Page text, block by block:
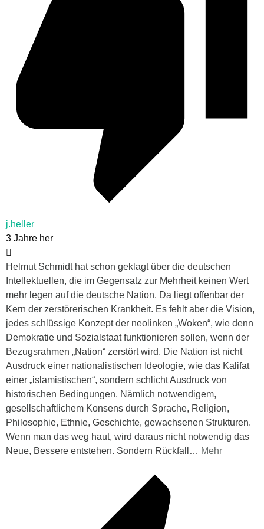
j.heller
3 Jahre her
Helmut Schmidt hat schon geklagt über die deutschen
Intellektuellen, die im Gegensatz zur Mehrheit keinen Wert
mehr legen auf die deutsche Nation. Da liegt offenbar der
Kern der zerstörerischen Krankheit. Es fehlt aber die Vision,
jedes schlüssige Konzept der neolinken „Woken“, wie denn
Demokratie und Sozialstaat funktionieren sollen, wenn der
Bezugsrahmen „Nation“ zerstört wird. Die Nation ist nicht
Ausdruck einer nationalistischen Ideologie, wie das Kalifat
einer „islamistischen“, sondern schlicht Ausdruck von
historischen Bedingungen. Nämlich notwendigem,
gesellschaftlichem Konsens durch Sprache, Religion,
Philosophie, Ethnie, Geschichte, gewachsenen Strukturen.
Wenn man das weg haut, wird daraus nicht notwendig das
Neue, Bessere entstehen. Sondern Rückfall
… Mehr